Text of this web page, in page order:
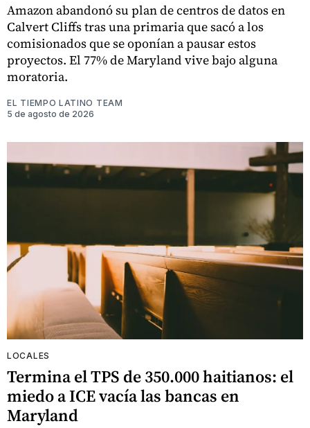
Amazon abandonó su plan de centros de datos en
Calvert Cliffs tras una primaria que sacó a los
comisionados que se oponían a pausar estos
proyectos. El 77% de Maryland vive bajo alguna
moratoria.
EL TIEMPO LATINO TEAM
5 de agosto de 2026
LOCALES
Termina el TPS de 350.000 haitianos: el
miedo a ICE vacía las bancas en
Maryland